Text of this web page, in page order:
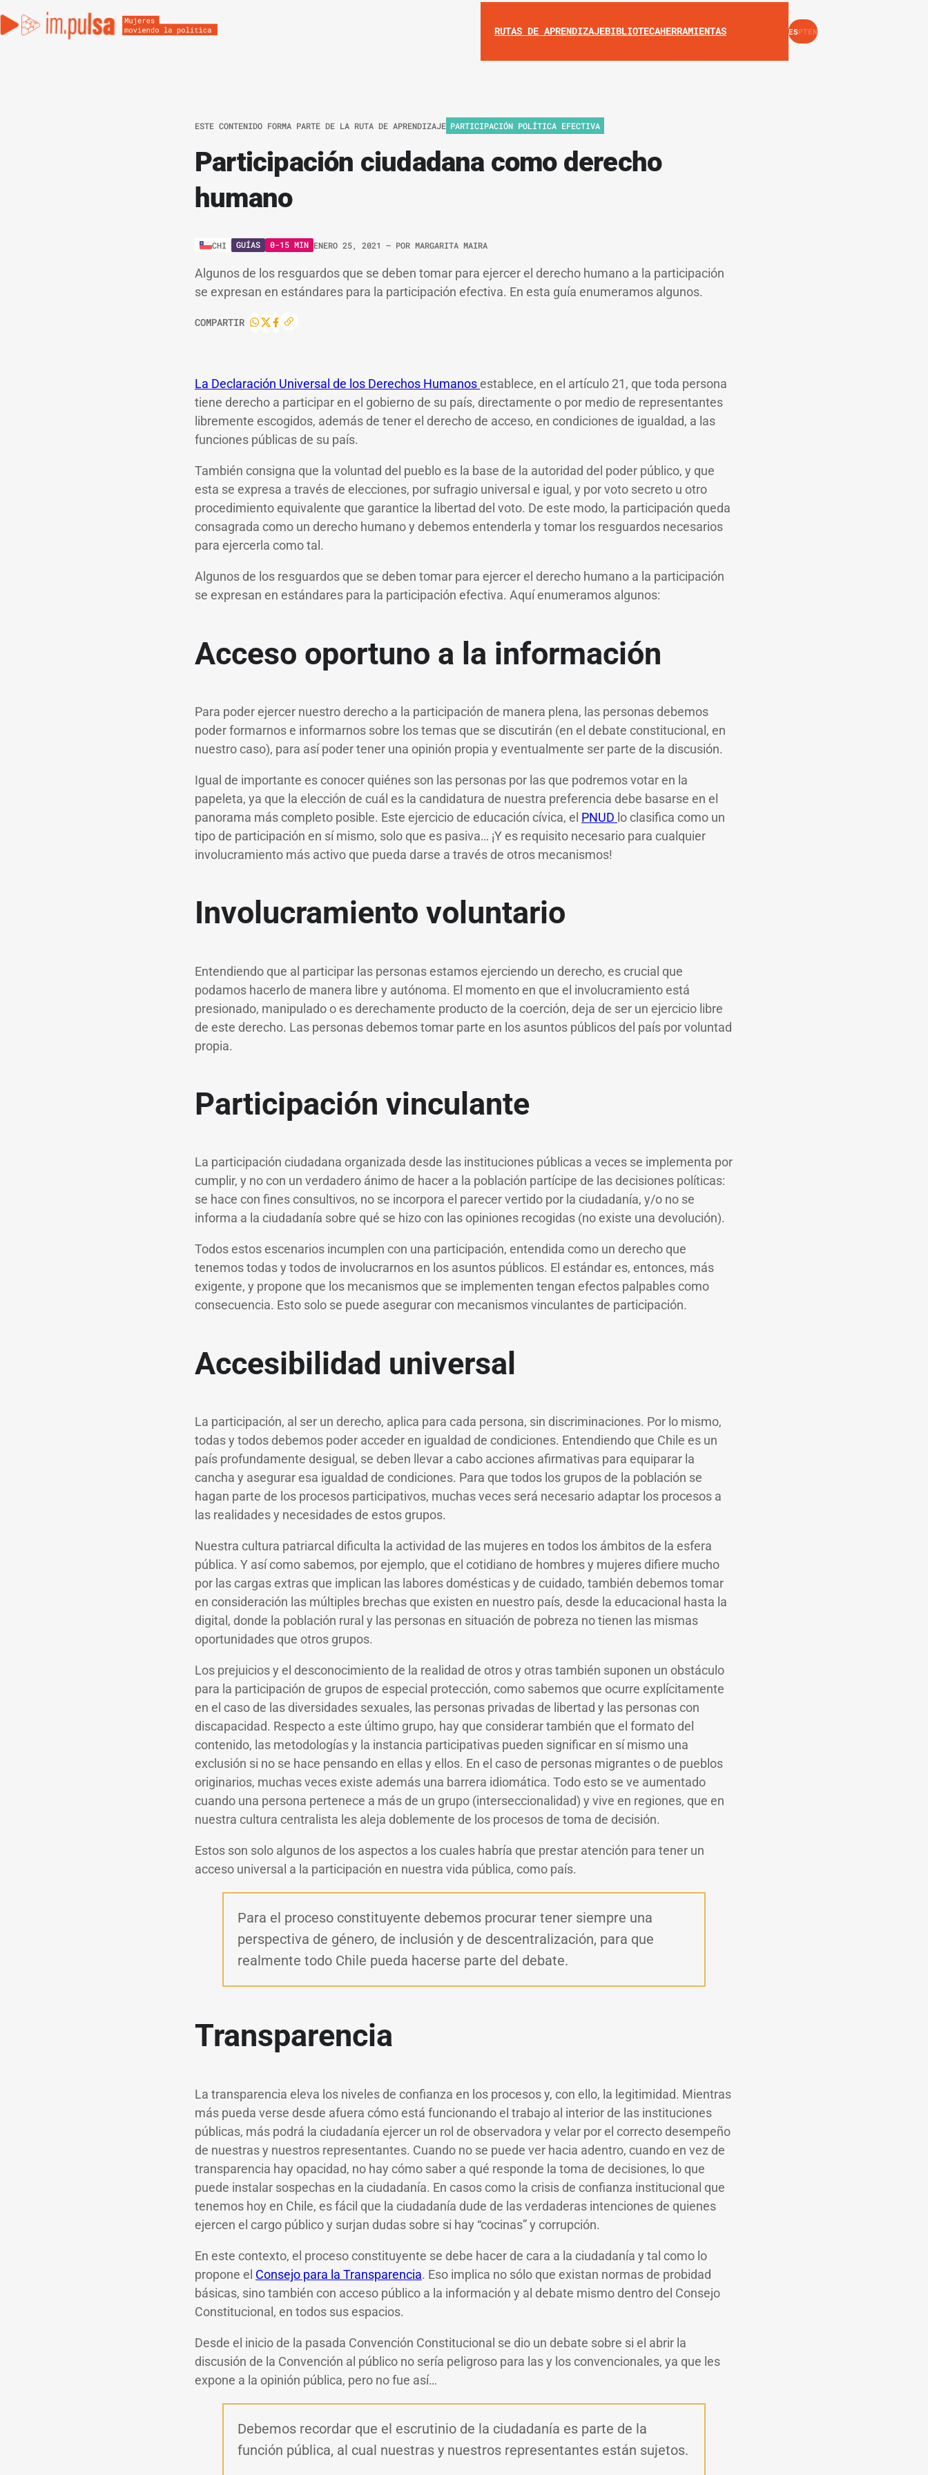
RUTAS DE APRENDIZAJEBIBLIOTECAHERRAMIENTAS INSTAGRAM
YOUTUBE
ESPTEN
ESTE CONTENIDO FORMA PARTE DE LA RUTA DE APRENDIZAJE PARTICIPACIÓN POLÍTICA EFECTIVA
Participación ciudadana como derecho
humano
CHI GUÍAS 0-15 MIN ENERO 25, 2021 – POR MARGARITA MAIRA
Algunos de los resguardos que se deben tomar para ejercer el derecho humano a la participación
se expresan en estándares para la participación efectiva. En esta guía enumeramos algunos.
COMPARTIR
La Declaración Universal de los Derechos Humanosestablece, en el artículo 21, que toda persona
tiene derecho a participar en el gobierno de su país, directamente o por medio de representantes
libremente escogidos, además de tener el derecho de acceso, en condiciones de igualdad, a las
funciones públicas de su país.
También consigna que la voluntad del pueblo es la base de la autoridad del poder público, y que
esta se expresa a través de elecciones, por sufragio universal e igual, y por voto secreto u otro
procedimiento equivalente que garantice la libertad del voto. De este modo, la participación queda
consagrada como un derecho humano y debemos entenderla y tomar los resguardos necesarios
para ejercerla como tal.
Algunos de los resguardos que se deben tomar para ejercer el derecho humano a la participación
se expresan en estándares para la participación efectiva. Aquí enumeramos algunos:
Acceso oportuno a la información
Para poder ejercer nuestro derecho a la participación de manera plena, las personas debemos
poder formarnos e informarnos sobre los temas que se discutirán (en el debate constitucional, en
nuestro caso), para así poder tener una opinión propia y eventualmente ser parte de la discusión.
Igual de importante es conocer quiénes son las personas por las que podremos votar en la
papeleta, ya que la elección de cuál es la candidatura de nuestra preferencia debe basarse en el
panorama más completo posible. Este ejercicio de educación cívica, el PNUD lo clasifica como un
tipo de participación en sí mismo, solo que es pasiva… ¡Y es requisito necesario para cualquier
involucramiento más activo que pueda darse a través de otros mecanismos!
Involucramiento voluntario
Entendiendo que al participar las personas estamos ejerciendo un derecho, es crucial que
podamos hacerlo de manera libre y autónoma. El momento en que el involucramiento está
presionado, manipulado o es derechamente producto de la coerción, deja de ser un ejercicio libre
de este derecho. Las personas debemos tomar parte en los asuntos públicos del país por voluntad
propia.
Participación vinculante
La participación ciudadana organizada desde las instituciones públicas a veces se implementa por
cumplir, y no con un verdadero ánimo de hacer a la población partícipe de las decisiones políticas:
se hace con fines consultivos, no se incorpora el parecer vertido por la ciudadanía, y/o no se
informa a la ciudadanía sobre qué se hizo con las opiniones recogidas (no existe una devolución).
Todos estos escenarios incumplen con una participación, entendida como un derecho que
tenemos todas y todos de involucrarnos en los asuntos públicos. El estándar es, entonces, más
exigente, y propone que los mecanismos que se implementen tengan efectos palpables como
consecuencia. Esto solo se puede asegurar con mecanismos vinculantes de participación.
Accesibilidad universal
La participación, al ser un derecho, aplica para cada persona, sin discriminaciones. Por lo mismo,
todas y todos debemos poder acceder en igualdad de condiciones. Entendiendo que Chile es un
país profundamente desigual, se deben llevar a cabo acciones afirmativas para equiparar la
cancha y asegurar esa igualdad de condiciones. Para que todos los grupos de la población se
hagan parte de los procesos participativos, muchas veces será necesario adaptar los procesos a
las realidades y necesidades de estos grupos.
Nuestra cultura patriarcal dificulta la actividad de las mujeres en todos los ámbitos de la esfera
pública. Y así como sabemos, por ejemplo, que el cotidiano de hombres y mujeres difiere mucho
por las cargas extras que implican las labores domésticas y de cuidado, también debemos tomar
en consideración las múltiples brechas que existen en nuestro país, desde la educacional hasta la
digital, donde la población rural y las personas en situación de pobreza no tienen las mismas
oportunidades que otros grupos.
Los prejuicios y el desconocimiento de la realidad de otros y otras también suponen un obstáculo
para la participación de grupos de especial protección, como sabemos que ocurre explícitamente
en el caso de las diversidades sexuales, las personas privadas de libertad y las personas con
discapacidad. Respecto a este último grupo, hay que considerar también que el formato del
contenido, las metodologías y la instancia participativas pueden significar en sí mismo una
exclusión si no se hace pensando en ellas y ellos. En el caso de personas migrantes o de pueblos
originarios, muchas veces existe además una barrera idiomática. Todo esto se ve aumentado
cuando una persona pertenece a más de un grupo (interseccionalidad) y vive en regiones, que en
nuestra cultura centralista les aleja doblemente de los procesos de toma de decisión.
Estos son solo algunos de los aspectos a los cuales habría que prestar atención para tener un
acceso universal a la participación en nuestra vida pública, como país.
Para el proceso constituyente debemos procurar tener siempre una
perspectiva de género, de inclusión y de descentralización, para que
realmente todo Chile pueda hacerse parte del debate.
Transparencia
La transparencia eleva los niveles de confianza en los procesos y, con ello, la legitimidad. Mientras
más pueda verse desde afuera cómo está funcionando el trabajo al interior de las instituciones
públicas, más podrá la ciudadanía ejercer un rol de observadora y velar por el correcto desempeño
de nuestras y nuestros representantes. Cuando no se puede ver hacia adentro, cuando en vez de
transparencia hay opacidad, no hay cómo saber a qué responde la toma de decisiones, lo que
puede instalar sospechas en la ciudadanía. En casos como la crisis de confianza institucional que
tenemos hoy en Chile, es fácil que la ciudadanía dude de las verdaderas intenciones de quienes
ejercen el cargo público y surjan dudas sobre si hay “cocinas” y corrupción.
En este contexto, el proceso constituyente se debe hacer de cara a la ciudadanía y tal como lo
propone el Consejo para la Transparencia. Eso implica no sólo que existan normas de probidad
básicas, sino también con acceso público a la información y al debate mismo dentro del Consejo
Constitucional, en todos sus espacios.
Desde el inicio de la pasada Convención Constitucional se dio un debate sobre si el abrir la
discusión de la Convención al público no sería peligroso para las y los convencionales, ya que les
expone a la opinión pública, pero no fue así…
Debemos recordar que el escrutinio de la ciudadanía es parte de la
función pública, al cual nuestras y nuestros representantes están sujetos.